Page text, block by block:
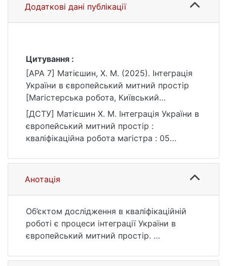
Додаткові дані публікації
Цитування :
[APA 7] Матієшин, Х. М. (2025). Інтеграція
України в європейський митний простір
[Магістерська робота, Київський
національний університет імені Тараса
Шевченка]. eKNUTSHIR.
https://ir.library.knu.ua/handle/15071834/1006
[ДСТУ] Матієшин Х. М. Інтеграція України в
європейський митний простір :
кваліфікаційна робота магістра : 05
І. Я. Софіщенко. Київ, 2025. 113 с. URL:
https://ir.library.knu.ua/handle/15071834/1006
2 (дата звернення: 25.07.2026).
Анотація
Об’єктом дослідження в кваліфікаційній
роботі є процеси інтеграції України в
європейський митний простір.
інструменти удосконалення інтеграційної